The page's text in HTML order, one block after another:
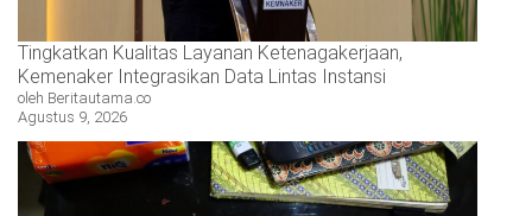
Tingkatkan Kualitas Layanan Ketenagakerjaan,
Kemenaker Integrasikan Data Lintas Instansi
oleh Beritautama.co
Agustus 9, 2026